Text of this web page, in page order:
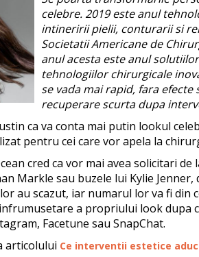
celebre. 2019 este anul
intineririi pielii, conturarii si
Societatii Americane de
anul acesta este anul
tehnologiilor chirurgicale
se vada mai rapid, fara
recuperare scurta dupa
ca va conta mai putin lookul
pentru cei care vor apela la
cred ca vor mai avea solicitari
Markle sau buzele lui Kylie
au scazut, iar numarul lor va fi din
a propriului look dupa
Facetune sau SnapChat.
articolului Ce interventii estetice